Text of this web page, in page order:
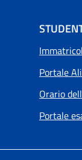
Portale
Orario
Portale